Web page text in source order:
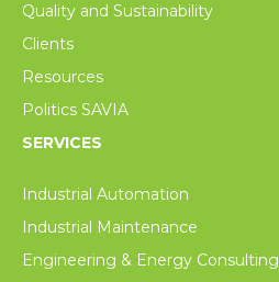
Quality and Sustainability
Clients
Resources
Politics SAVIA
SERVICES
Industrial Automation
Industrial Maintenance
Engineering & Energy Consulting